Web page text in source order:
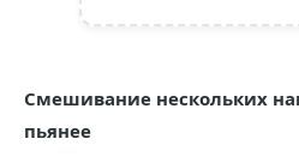
Смешивание нескольких
пьянее